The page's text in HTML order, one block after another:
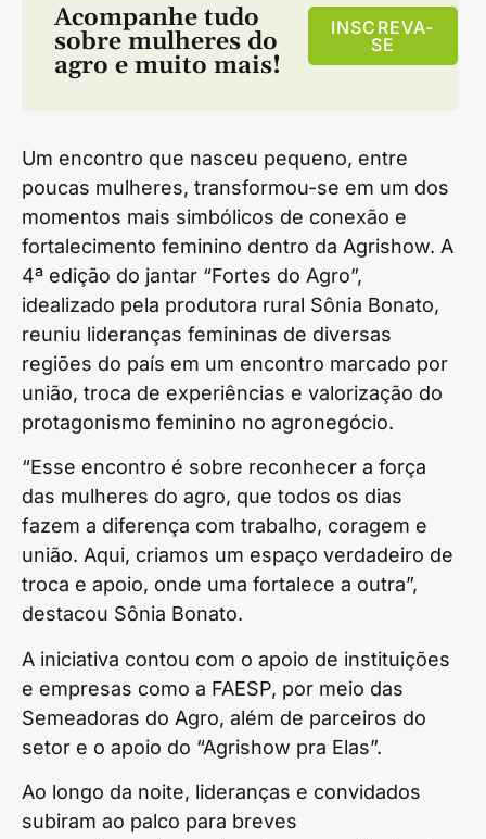
Acompanhe tudo
sobre mulheres do
agro e muito mais!
INSCREVA-
SE
Um encontro que nasceu pequeno, entre
poucas mulheres, transformou-se em um dos
momentos mais simbólicos de conexão e
fortalecimento feminino dentro da Agrishow. A
4ª edição do jantar “Fortes do Agro”,
idealizado pela produtora rural Sônia Bonato,
reuniu lideranças femininas de diversas
regiões do país em um encontro marcado por
união, troca de experiências e valorização do
protagonismo feminino no agronegócio.
“Esse encontro é sobre reconhecer a força
das mulheres do agro, que todos os dias
fazem a diferença com trabalho, coragem e
união. Aqui, criamos um espaço verdadeiro de
troca e apoio, onde uma fortalece a outra”,
destacou Sônia Bonato.
A iniciativa contou com o apoio de instituições
e empresas como a FAESP, por meio das
Semeadoras do Agro, além de parceiros do
setor e o apoio do “Agrishow pra Elas”.
Ao longo da noite, lideranças e convidados
subiram ao palco para breves